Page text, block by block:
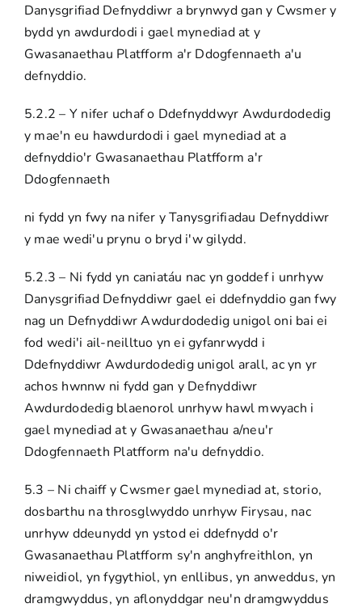
Danysgrifiad Defnyddiwr a brynwyd gan y Cwsmer y
bydd yn awdurdodi i gael mynediad at y
Gwasanaethau Platfform a'r Ddogfennaeth a'u
defnyddio.
5.2.2 – Y nifer uchaf o Ddefnyddwyr Awdurdodedig
y mae'n eu hawdurdodi i gael mynediad at a
defnyddio'r Gwasanaethau Platfform a'r
Ddogfennaeth
ni fydd yn fwy na nifer y Tanysgrifiadau Defnyddiwr
y mae wedi'u prynu o bryd i'w gilydd.
5.2.3 – Ni fydd yn caniatáu nac yn goddef i unrhyw
Danysgrifiad Defnyddiwr gael ei ddefnyddio gan fwy
nag un Defnyddiwr Awdurdodedig unigol oni bai ei
fod wedi'i ail-neilltuo yn ei gyfanrwydd i
Ddefnyddiwr Awdurdodedig unigol arall, ac yn yr
achos hwnnw ni fydd gan y Defnyddiwr
Awdurdodedig blaenorol unrhyw hawl mwyach i
gael mynediad at y Gwasanaethau a/neu'r
Ddogfennaeth Platfform na'u defnyddio.
5.3 – Ni chaiff y Cwsmer gael mynediad at, storio,
dosbarthu na throsglwyddo unrhyw Firysau, nac
unrhyw ddeunydd yn ystod ei ddefnydd o'r
Gwasanaethau Platfform sy'n anghyfreithlon, yn
niweidiol, yn fygythiol, yn enllibus, yn anweddus, yn
dramgwyddus, yn aflonyddgar neu'n dramgwyddus